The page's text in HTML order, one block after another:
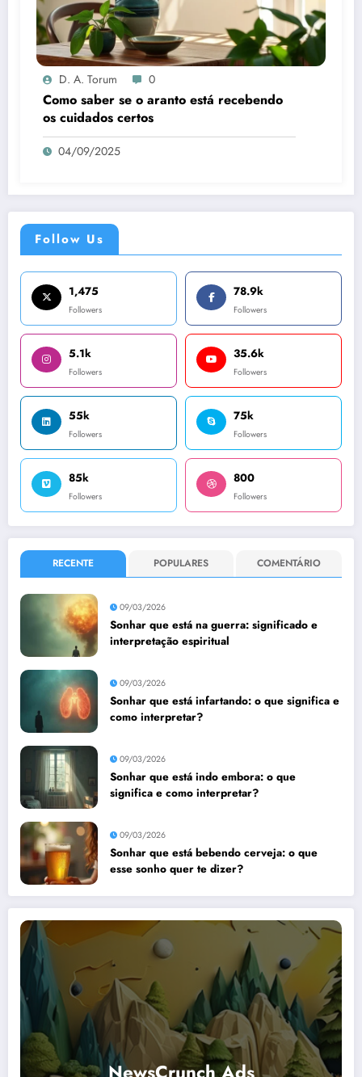
D. A. Torum 0
Como saber se o aranto está recebendo
os cuidados certos
04/09/2025
Follow Us
1,475
Followers
78.9k
Followers
5.1k
Followers
35.6k
Followers
55k
Followers
75k
Followers
85k
Followers
800
Followers
RECENTE POPULARES COMENTÁRIO
09/03/2026
Sonhar que está na guerra: significado e
interpretação espiritual
09/03/2026
Sonhar que está infartando: o que significa e
como interpretar?
09/03/2026
Sonhar que está indo embora: o que
significa e como interpretar?
09/03/2026
Sonhar que está bebendo cerveja: o que
esse sonho quer te dizer?